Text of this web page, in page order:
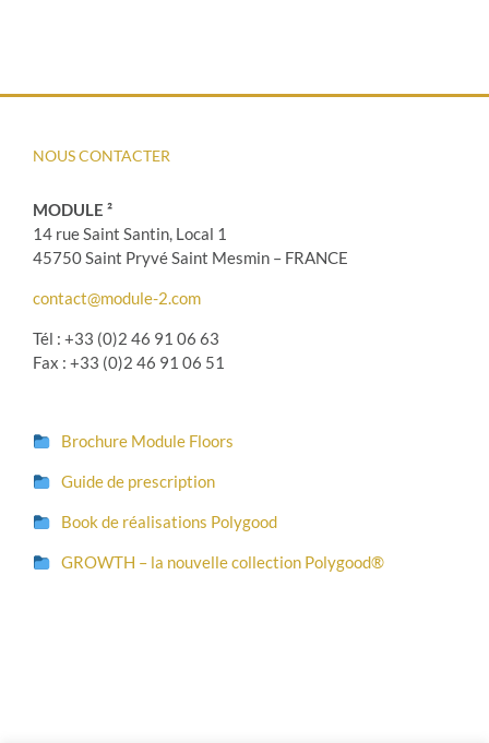
NOUS CONTACTER
MODULE ²
14 rue Saint Santin, Local 1
45750 Saint Pryvé Saint Mesmin – FRANCE
contact@module-2.com
Tél : +33 (0)2 46 91 06 63
Fax : +33 (0)2 46 91 06 51
Brochure Module Floors
Guide de prescription
Book de réalisations Polygood
GROWTH – la nouvelle collection Polygood®